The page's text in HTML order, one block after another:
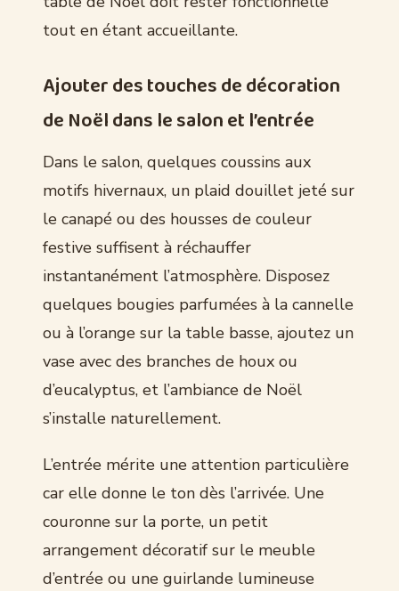
tout en étant accueillante.
Ajouter des touches de décoration
de Noël dans le salon et l’entrée
Dans le salon, quelques coussins aux
motifs hivernaux, un plaid douillet jeté sur
le canapé ou des housses de couleur
festive suffisent à réchauffer
instantanément l’atmosphère. Disposez
quelques bougies parfumées à la cannelle
ou à l’orange sur la table basse, ajoutez un
vase avec des branches de houx ou
d’eucalyptus, et l’ambiance de Noël
s’installe naturellement.
L’entrée mérite une attention particulière
car elle donne le ton dès l’arrivée. Une
couronne sur la porte, un petit
arrangement décoratif sur le meuble
d’entrée ou une guirlande lumineuse